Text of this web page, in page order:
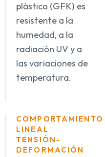
plástico (GFK) es
resistente a la
humedad, a la
radiación UV y a
las variaciones de
temperatura.
COMPORTAMIENTO
LINEAL
TENSIÓN-
DEFORMACIÓN